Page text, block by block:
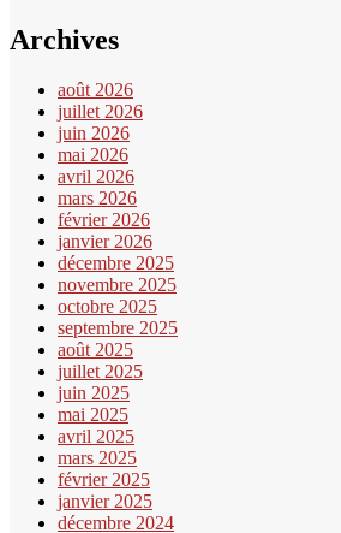
Archives
août 2026
juillet 2026
juin 2026
mai 2026
avril 2026
mars 2026
février 2026
janvier 2026
décembre 2025
novembre 2025
octobre 2025
septembre 2025
août 2025
juillet 2025
juin 2025
mai 2025
avril 2025
mars 2025
février 2025
janvier 2025
décembre 2024